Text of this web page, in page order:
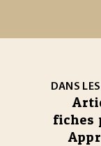
DANS
fiches